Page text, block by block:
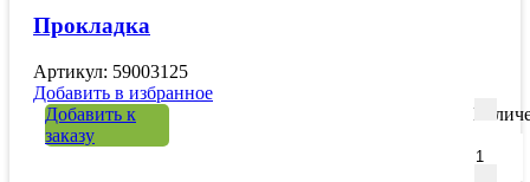
Прокладка
Артикул: 59003125
Добавить в избранное
Добавить к
заказу